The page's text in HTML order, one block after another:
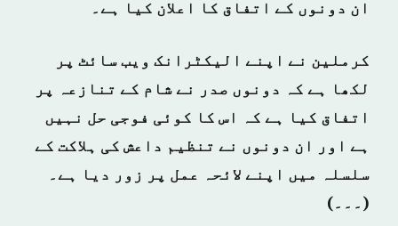
ان دونوں کے اتفاق کا اعلان کیا ہے۔
کرملین نے اپنے الیکٹرانک ویب سائٹ پر
لکھا ہے کہ دونوں صدر نے شام کے تنازعہ پر
اتفاق کیا ہے کہ اس کا کوئی فوجی حل نہیں
ہے اور ان دونوں نے تنظیم داعش کی ہلاکت کے
سلسلہ میں اپنے لائحہ عمل پر زور دیا ہے۔
(۔۔۔)